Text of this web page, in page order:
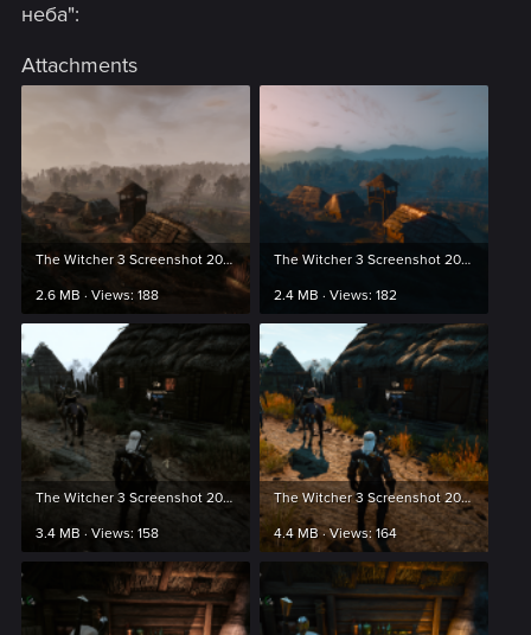
неба":
Attachments
The Witcher 3 Screenshot 2024.03.19 - 21.53.11.66.png
2.6 MB · Views: 188
The Witcher 3 Screenshot 2024.03.20 - 00.20.07.05.png
2.4 MB · Views: 182
The Witcher 3 Screenshot 2024.03.20 - 00.21.44.53.png
3.4 MB · Views: 158
The Witcher 3 Screenshot 2024.03.20 - 00.21.51.05.png
4.4 MB · Views: 164